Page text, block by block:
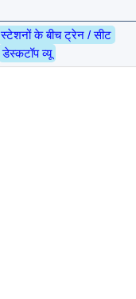
स्टेशनों के बीच ट्रेन / सीट
डेस्कटॉप व्यू